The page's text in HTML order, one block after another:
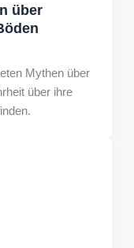
über
Mythen über
über ihre